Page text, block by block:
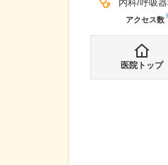
内科 呼吸
アクセス数
医院トップ